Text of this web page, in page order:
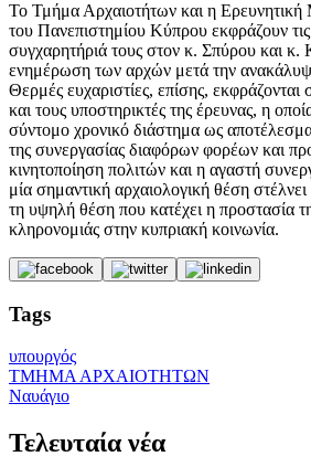
Το Τμήμα Αρχαιοτήτων και η Ερευνητική
του Πανεπιστημίου Κύπρου εκφράζουν τις
συγχαρητήριά τους στον κ. Σπύρου και κ.
ενημέρωση των αρχών μετά την
Θερμές ευχαριστίες, επίσης, εκφράζονται
και τους υποστηρικτές της έρευνας, η
σύντομο χρονικό διάστημα ως αποτέλεσμα
της συνεργασίας διαφόρων φορέων και
κινητοποίηση πολιτών και η αγαστή
μία σημαντική αρχαιολογική θέση
τη υψηλή θέση που κατέχει η προστασία
κληρονομιάς στην κυπριακή κοινωνία.
Tags
υπουργός
ΤΜΗΜΑ ΑΡΧΑΙΟΤΗΤΩΝ
Ναυάγιο
Τελευταία νέα